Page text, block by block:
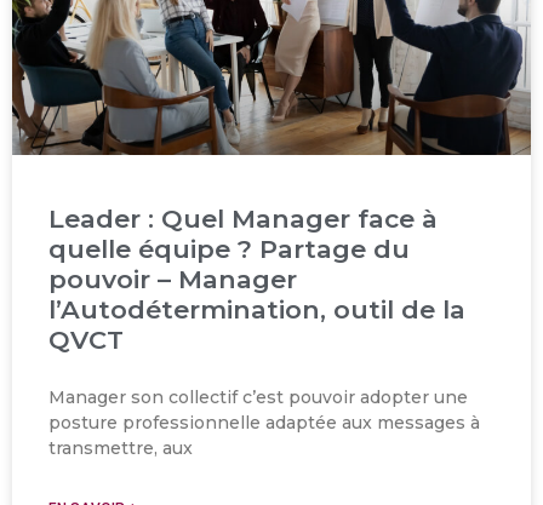
Leader : Quel Manager face à
quelle équipe ? Partage du
pouvoir – Manager
l’Autodétermination, outil de la
QVCT
Manager son collectif c’est pouvoir adopter une
posture professionnelle adaptée aux messages à
transmettre, aux